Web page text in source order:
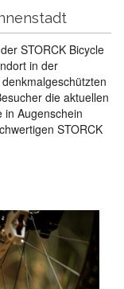
STORCK Bicycle
in der
die aktuellen
in Augenschein
STORCK